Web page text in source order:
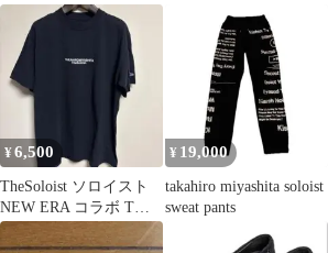
黒
シャツ 46 ブラック
¥6,500
TheSoloist ソロイスト
NEW ERA コラボ Tシ
ャツ L 黒
¥ 19,000
takahiro miyashita soloist
sweat pants